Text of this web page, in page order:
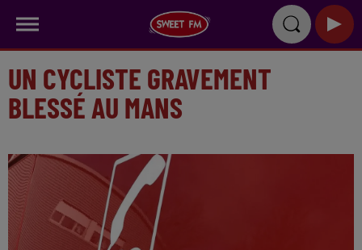
UN CYCLISTE GRAVEMENT
BLESSÉ AU MANS